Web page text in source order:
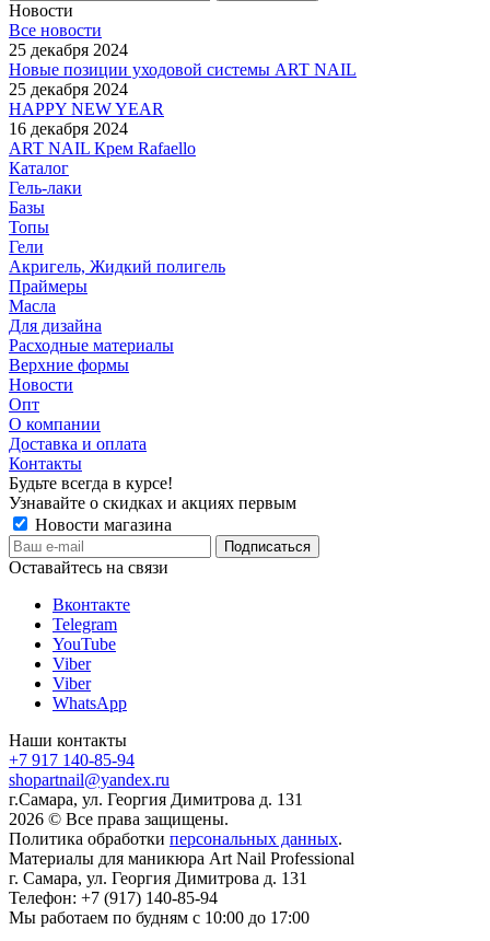
Новости
Все новости
25 декабря 2024
Новые позиции уходовой системы ART NAIL
25 декабря 2024
HAPPY NEW YEAR
16 декабря 2024
ART NAIL Крем Rafaello
Каталог
Гель-лаки
Базы
Топы
Гели
Акригель, Жидкий полигель
Праймеры
Масла
Для дизайна
Расходные материалы
Верхние формы
Новости
Опт
О компании
Доставка и оплата
Контакты
Будьте всегда в курсе!
Узнавайте о скидках и акциях первым
Новости магазина
Оставайтесь на связи
Вконтакте
Telegram
YouTube
Viber
Viber
WhatsApp
Наши контакты
+7 917 140-85-94
shopartnail@yandex.ru
г.Самара, ул. Георгия Димитрова д. 131
2026 © Все права защищены.
Политика обработки персональных данных.
Материалы для маникюра Art Nail Professional
г. Самара, ул. Георгия Димитрова д. 131
Телефон: +7 (917) 140-85-94
Мы работаем по будням с 10:00 до 17:00